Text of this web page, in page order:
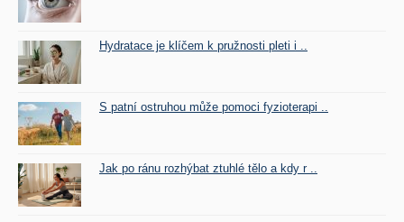
Hydratace je klíčem k pružnosti pleti i ..
S patní ostruhou může pomoci fyzioterapi ..
Jak po ránu rozhýbat ztuhlé tělo a kdy r ..